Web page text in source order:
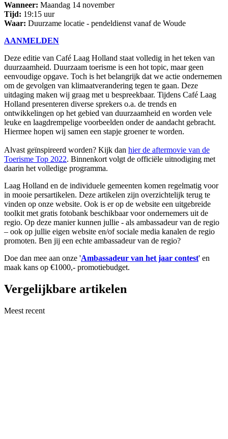
Wanneer: Maandag 14 november
Tijd: 19:15 uur
Waar: Duurzame locatie - pendeldienst vanaf de Woude
AANMELDEN
Deze editie van Café Laag Holland staat volledig in het teken van
duurzaamheid. Duurzaam toerisme is een hot topic, maar geen
eenvoudige opgave. Toch is het belangrijk dat we actie ondernemen
om de gevolgen van klimaatverandering tegen te gaan. Deze
uitdaging maken wij graag met u bespreekbaar. Tijdens Café Laag
Holland presenteren diverse sprekers o.a. de trends en
ontwikkelingen op het gebied van duurzaamheid en worden vele
leuke en laagdrempelige voorbeelden onder de aandacht gebracht.
Hiermee hopen wij samen een stapje groener te worden.
Alvast geïnspireerd worden? Kijk dan hier de aftermovie van de
Toerisme Top 2022. Binnenkort volgt de officiële uitnodiging met
daarin het volledige programma.
Laag Holland en de individuele gemeenten komen regelmatig voor
in mooie persartikelen. Deze artikelen zijn overzichtelijk terug te
vinden op onze website. Ook is er op de website een uitgebreide
toolkit met gratis fotobank beschikbaar voor ondernemers uit de
regio. Op deze manier kunnen jullie - als ambassadeur van de regio
– ook op jullie eigen website en/of sociale media kanalen de regio
promoten. Ben jij een echte ambassadeur van de regio?
Doe dan mee aan onze 'Ambassadeur van het jaar contest' en
maak kans op €1000,- promotiebudget.
Vergelijkbare artikelen
Meest recent